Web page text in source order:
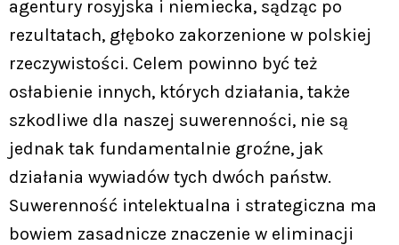
agentury rosyjska i niemiecka, sądząc po
rezultatach, głęboko zakorzenione w polskiej
rzeczywistości. Celem powinno być też
osłabienie innych, których działania, także
szkodliwe dla naszej suwerenności, nie są
jednak tak fundamentalnie groźne, jak
działania wywiadów tych dwóch państw.
Suwerenność intelektualna i strategiczna ma
bowiem zasadnicze znaczenie w eliminacji